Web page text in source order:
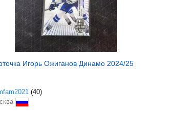
Игорь Ожиганов Динамо 2024/25
(40)